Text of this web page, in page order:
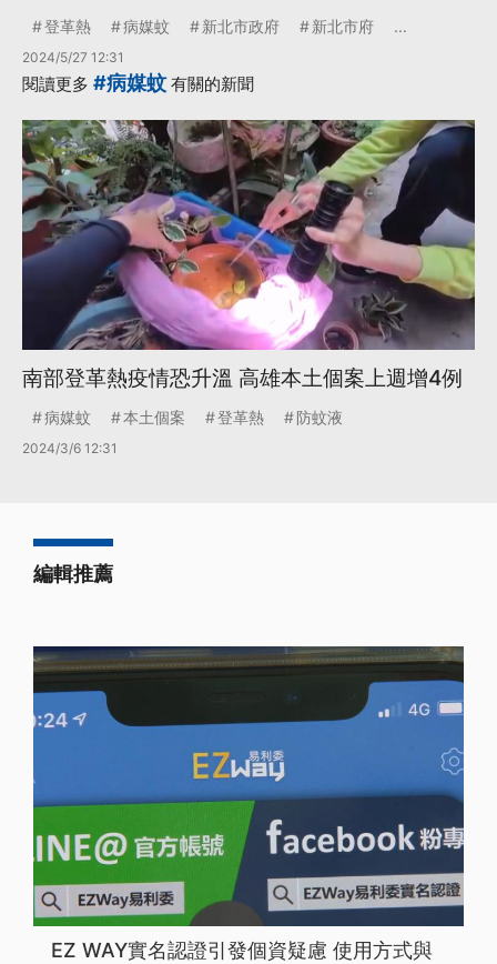
登革熱 病媒蚊 新北市政府 新北市府 ...
2024/5/27 12:31
閱讀更多 #病媒蚊有關的新聞
南部登革熱疫情恐升溫 高雄本土個案上週增4例
病媒蚊 本土個案 登革熱 防蚊液
2024/3/6 12:31
編輯推薦
EZ WAY實名認證引發個資疑慮 使用方式與